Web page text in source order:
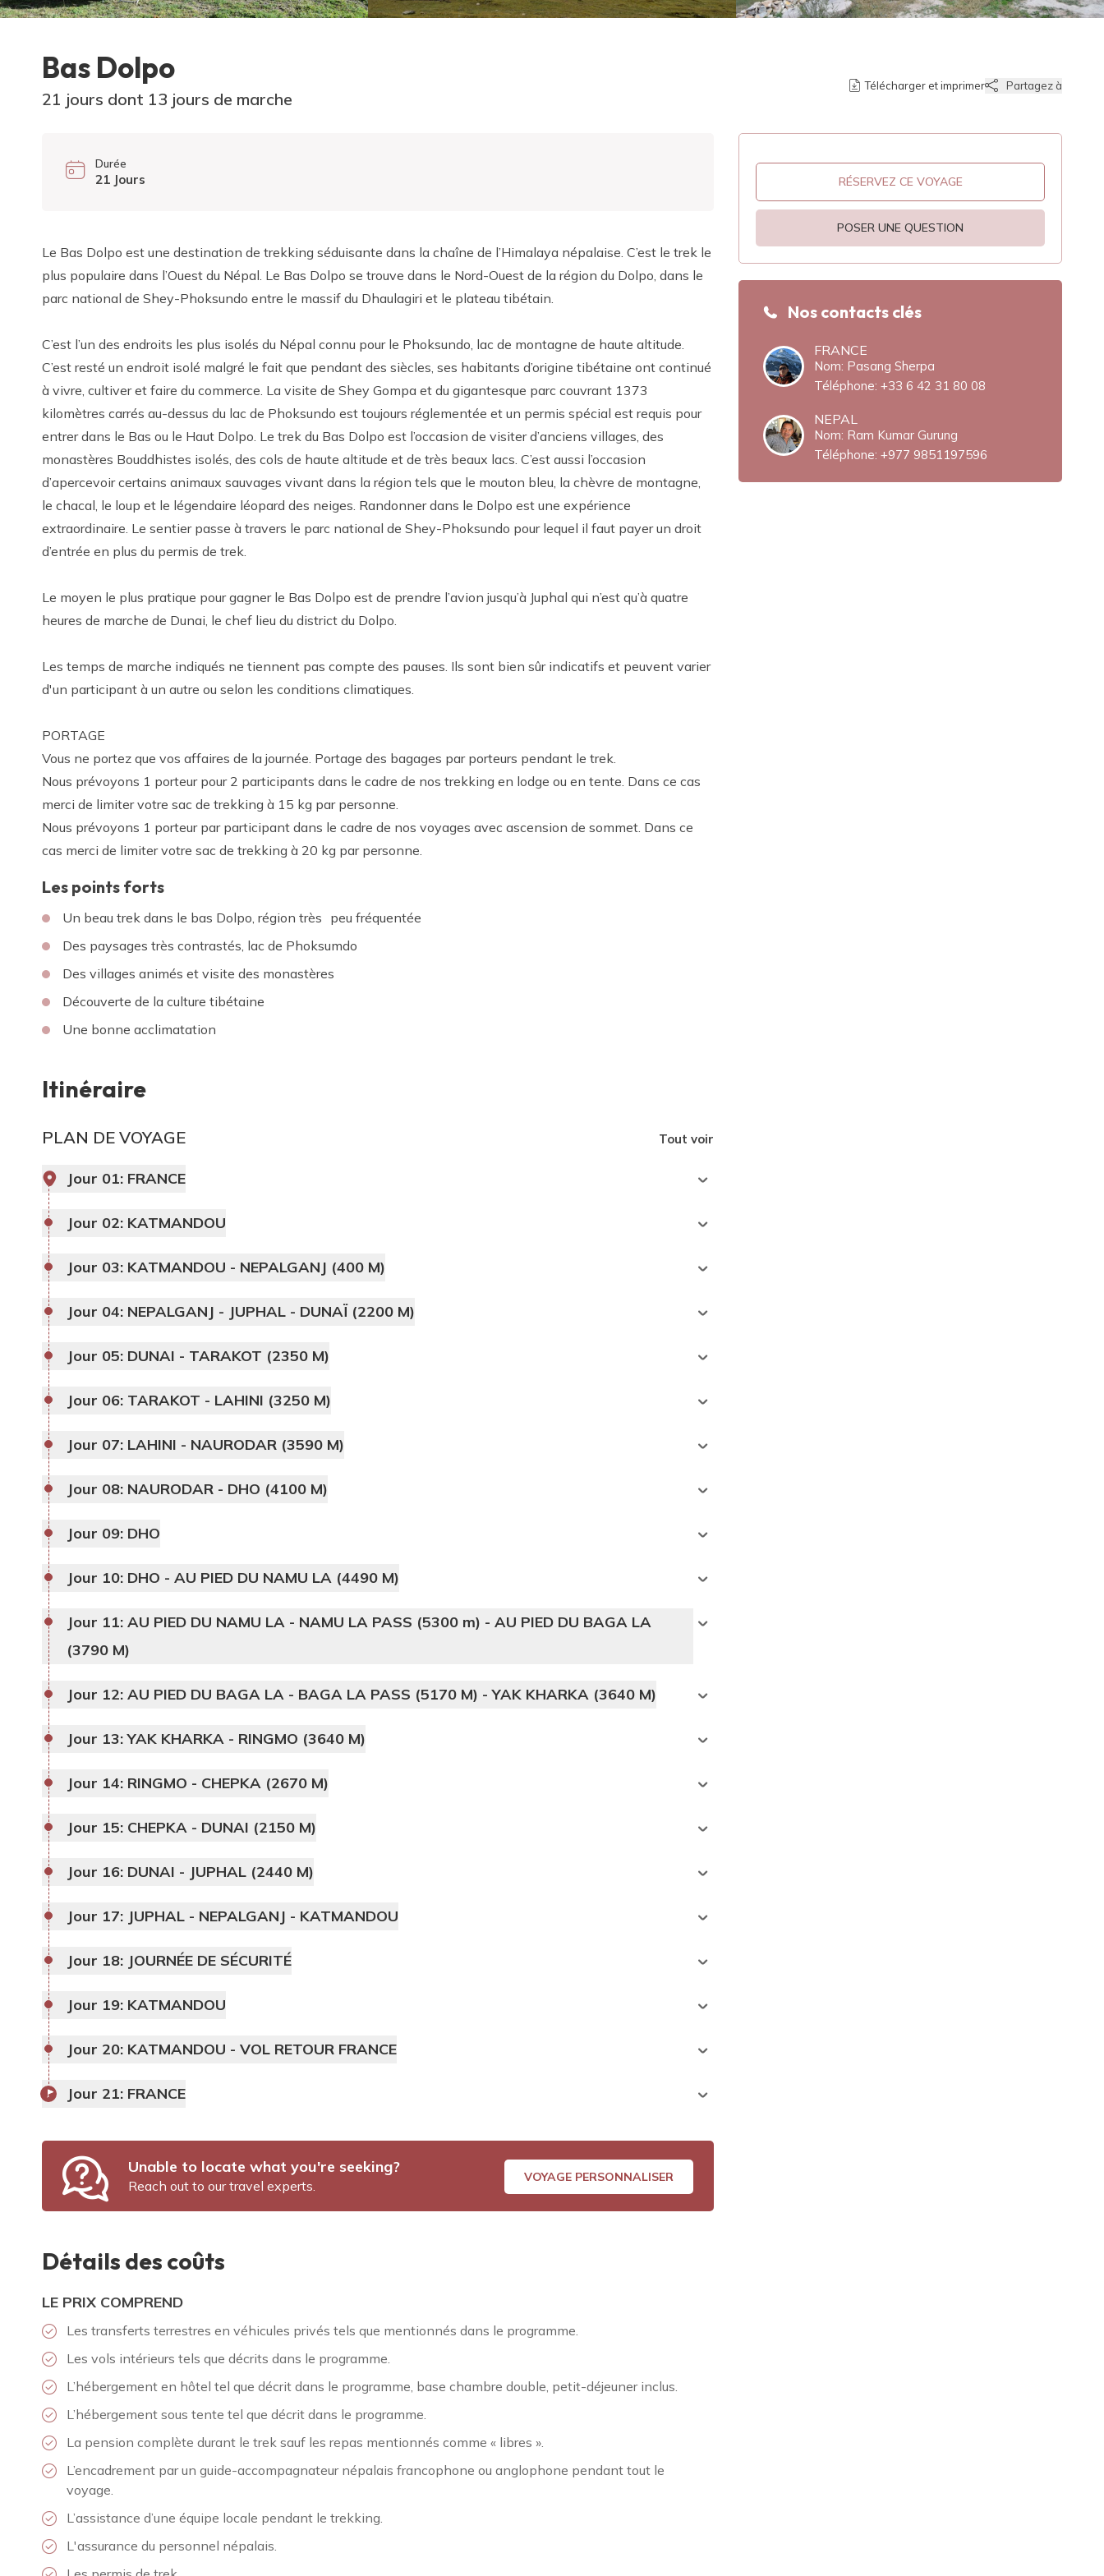
Bas Dolpo
21 jours dont 13 jours de marche
Télécharger et imprimer Partagez à
Durée
21 Jours
Le Bas Dolpo est une destination de trekking séduisante dans la chaîne de l’Himalaya népalaise. C’est le trek le
plus populaire dans l’Ouest du Népal. Le Bas Dolpo se trouve dans le Nord-Ouest de la région du Dolpo, dans le
parc national de Shey-Phoksundo entre le massif du Dhaulagiri et le plateau tibétain.
C’est l’un des endroits les plus isolés du Népal connu pour le Phoksundo, lac de montagne de haute altitude.
C’est resté un endroit isolé malgré le fait que pendant des siècles, ses habitants d’origine tibétaine ont continué
à vivre, cultiver et faire du commerce. La visite de Shey Gompa et du gigantesque parc couvrant 1373
kilomètres carrés au-dessus du lac de Phoksundo est toujours réglementée et un permis spécial est requis pour
entrer dans le Bas ou le Haut Dolpo. Le trek du Bas Dolpo est l’occasion de visiter d’anciens villages, des
monastères Bouddhistes isolés, des cols de haute altitude et de très beaux lacs. C’est aussi l’occasion
d’apercevoir certains animaux sauvages vivant dans la région tels que le mouton bleu, la chèvre de montagne,
le chacal, le loup et le légendaire léopard des neiges. Randonner dans le Dolpo est une expérience
extraordinaire. Le sentier passe à travers le parc national de Shey-Phoksundo pour lequel il faut payer un droit
d’entrée en plus du permis de trek.
Le moyen le plus pratique pour gagner le Bas Dolpo est de prendre l’avion jusqu’à Juphal qui n’est qu’à quatre
heures de marche de Dunai, le chef lieu du district du Dolpo.
Les temps de marche indiqués ne tiennent pas compte des pauses. Ils sont bien sûr indicatifs et peuvent varier
d'un participant à un autre ou selon les conditions climatiques.
PORTAGE
Vous ne portez que vos affaires de la journée. Portage des bagages par porteurs pendant le trek.
Nous prévoyons 1 porteur pour 2 participants dans le cadre de nos trekking en lodge ou en tente. Dans ce cas
merci de limiter votre sac de trekking à 15 kg par personne.
Nous prévoyons 1 porteur par participant dans le cadre de nos voyages avec ascension de sommet. Dans ce
cas merci de limiter votre sac de trekking à 20 kg par personne.
Les points forts
Un beau trek dans le bas Dolpo, région très peu fréquentée
Des paysages très contrastés, lac de Phoksumdo
Des villages animés et visite des monastères
Découverte de la culture tibétaine
Une bonne acclimatation
Itinéraire
PLAN DE VOYAGE Tout voir
Jour 01: FRANCE
Jour 02: KATMANDOU
Jour 03: KATMANDOU - NEPALGANJ (400 M)
Jour 04: NEPALGANJ - JUPHAL - DUNAÏ (2200 M)
Jour 05: DUNAI - TARAKOT (2350 M)
Jour 06: TARAKOT - LAHINI (3250 M)
Jour 07: LAHINI - NAURODAR (3590 M)
Jour 08: NAURODAR - DHO (4100 M)
Jour 09: DHO
Jour 10: DHO - AU PIED DU NAMU LA (4490 M)
Jour 11: AU PIED DU NAMU LA - NAMU LA PASS (5300 m) - AU PIED DU BAGA LA
(3790 M)
Jour 12: AU PIED DU BAGA LA - BAGA LA PASS (5170 M) - YAK KHARKA (3640 M)
Jour 13: YAK KHARKA - RINGMO (3640 M)
Jour 14: RINGMO - CHEPKA (2670 M)
Jour 15: CHEPKA - DUNAI (2150 M)
Jour 16: DUNAI - JUPHAL (2440 M)
Jour 17: JUPHAL - NEPALGANJ - KATMANDOU
Jour 18: JOURNÉE DE SÉCURITÉ
Jour 19: KATMANDOU
Jour 20: KATMANDOU - VOL RETOUR FRANCE
Jour 21: FRANCE
Unable to locate what you're seeking?
Reach out to our travel experts.
VOYAGE PERSONNALISER
Détails des coûts
LE PRIX COMPREND
Les transferts terrestres en véhicules privés tels que mentionnés dans le programme.
Les vols intérieurs tels que décrits dans le programme.
L’hébergement en hôtel tel que décrit dans le programme, base chambre double, petit-déjeuner inclus.
L’hébergement sous tente tel que décrit dans le programme.
La pension complète durant le trek sauf les repas mentionnés comme « libres ».
L’encadrement par un guide-accompagnateur népalais francophone ou anglophone pendant tout le
voyage.
L’assistance d’une équipe locale pendant le trekking.
L'assurance du personnel népalais.
RÉSERVEZ CE VOYAGE
POSER UNE QUESTION
Nos contacts clés
FRANCE
Nom: Pasang Sherpa
Téléphone: +33 6 42 31 80 08‬
NEPAL
Nom: Ram Kumar Gurung
Téléphone: +977 9851197596